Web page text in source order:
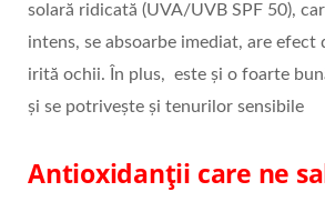
solară ridicată (UVA/UVB SPF 50),
intens, se absoarbe imediat, are efect
irită ochii. În plus, este și o foarte
și se potrivește și tenurilor sensibile
Antioxidanții care ne